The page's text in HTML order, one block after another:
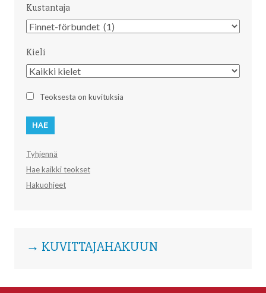
Kustantaja
Kustantaja
Kieli
Kieli
Teoksesta on kuvituksia
Tyhjennä
Hae kaikki teokset
Hakuohjeet
→ KUVITTAJAHAKUUN